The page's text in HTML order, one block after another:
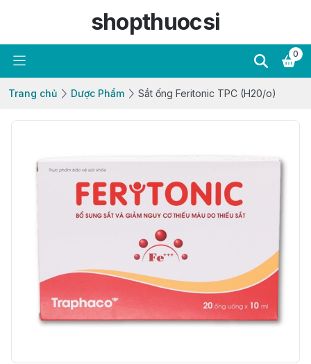
shopthuocsi
0
Trang chủ Dược Phẩm Sắt ống Feritonic TPC (H20/o)